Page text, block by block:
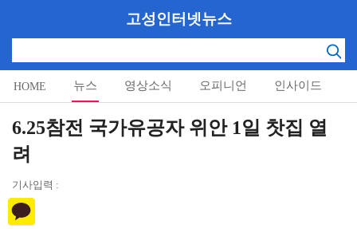
고성인터넷뉴스
HOME 뉴스 영상소식 오피니언 인사이드
알림마당
6.25참전 국가유공자 위안 1일 찻집 열
려
기사입력 :